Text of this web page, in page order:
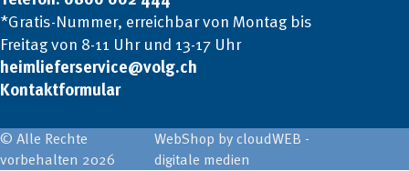
*Gratis-Nummer, erreichbar von Montag bis
Freitag von 8-11 Uhr und 13-17 Uhr
heimlieferservice@volg.ch
Kontaktformular
© Alle Rechte
vorbehalten 2026
WebShop by cloudWEB -
digitale medien